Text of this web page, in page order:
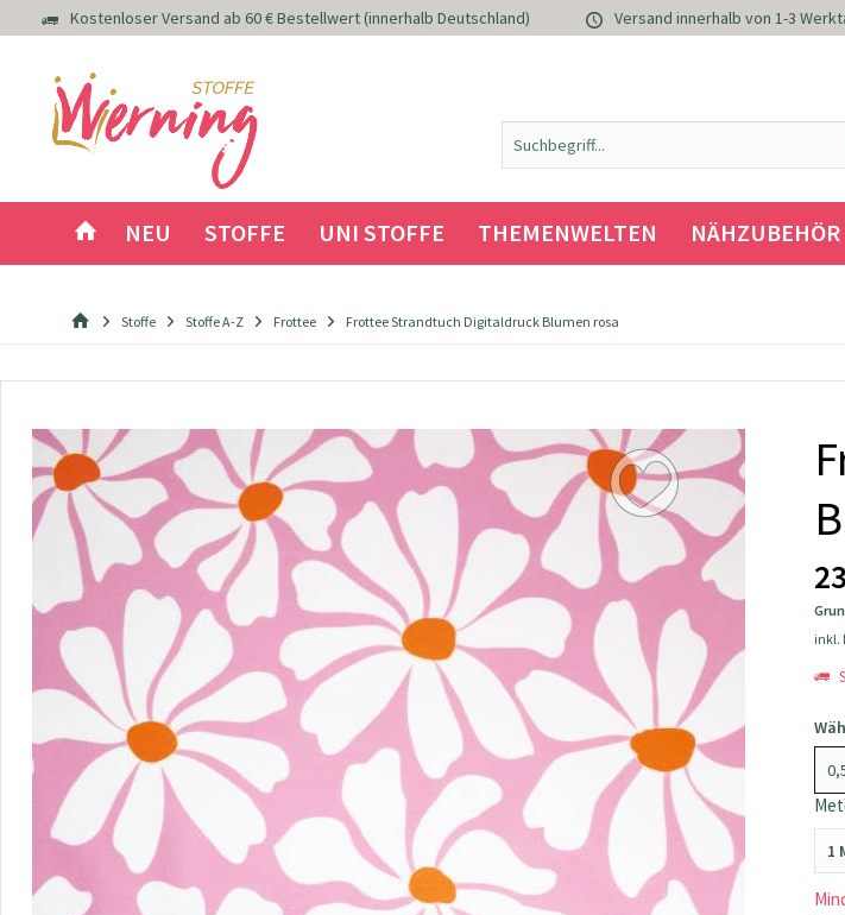
Kostenloser Versand ab 60 € Bestellwert (innerhalb Deutschland) Versand innerhalb von 1-3
NEU STOFFE UNI STOFFE THEMENWELTEN NÄHZUBEHÖR
Stoffe Stoffe A-Z Frottee Frottee Strandtuch Digitaldruck Blumen rosa
inkl.
1